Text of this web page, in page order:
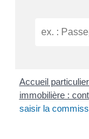
Accueil
immobilière :
saisir la